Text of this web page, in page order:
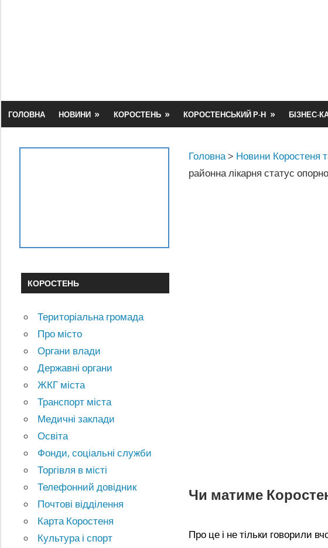
ГОЛОВНА НОВИНИ КОРОСТЕНЬ КОРОСТЕНСЬКИЙ Р-Н БІЗНЕС-
Головна > Новини Коростеня
районна лікарня статус
Чи матиме
Про це і не тільки говорили
КОРОСТЕНЬ
Територіальна громада
Про місто
Органи влади
Державні органи
ЖКГ міста
Транспорт міста
Медичні заклади
Освіта
Фонди, соціальні служби
Торгівля в місті
Телефонний довідник
Почтові відділення
Карта Коростеня
Культура і спорт